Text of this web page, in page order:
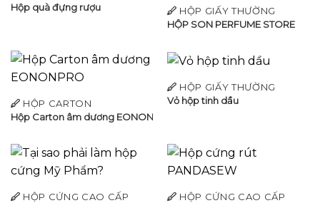
Hộp quà đựng rượu
HỘP GIẤY THƯỜNG
HỘP SON PERFUME STORE
HỘP CARTON
Hộp Carton âm dương EONONPRO
HỘP GIẤY THƯỜNG
Vỏ hộp tinh dầu
HỘP CỨNG CAO CẤP
HỘP CỨNG CAO CẤP